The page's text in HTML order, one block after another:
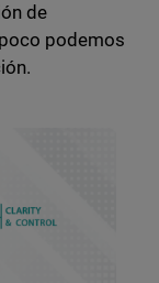
de
podemos